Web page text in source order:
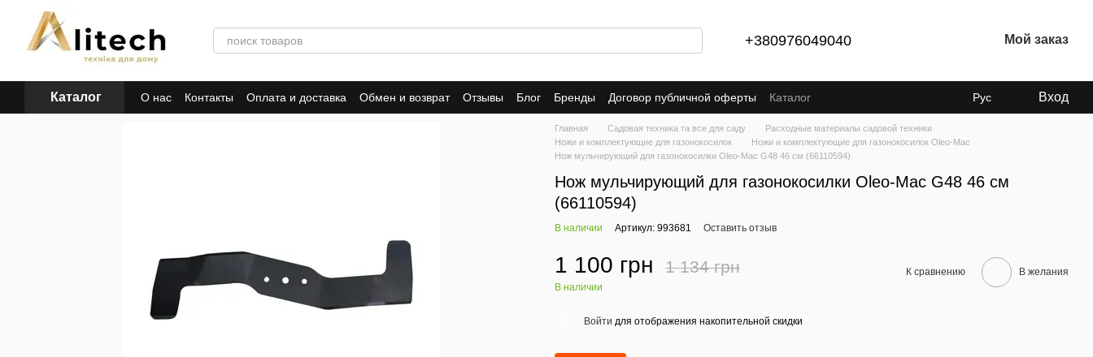
Перейти к основному контенту
+380976049040 Мой заказ
Каталог О нас Контакты Оплата и доставка Обмен и возврат Отзывы Блог Бренды Договор публичной оферты Каталог Рус Вход
Главная Садовая техника та все для саду
Расходные материалы садовой техники
Ножи и комплектующие для газонокосилок
Ножи и комплектующие для газонокосилок Oleo-Mac
Нож мульчирующий для газонокосилки Oleo-Mac G48 46 см (66110594)
Нож мульчирующий для газонокосилки Oleo-Mac G48 46 см
(66110594)
В наличии Артикул: 993681 Оставить отзыв
1 100 грн 1 134 грн
В наличии
К сравнению В желания
Войти для отображения накопительной скидки